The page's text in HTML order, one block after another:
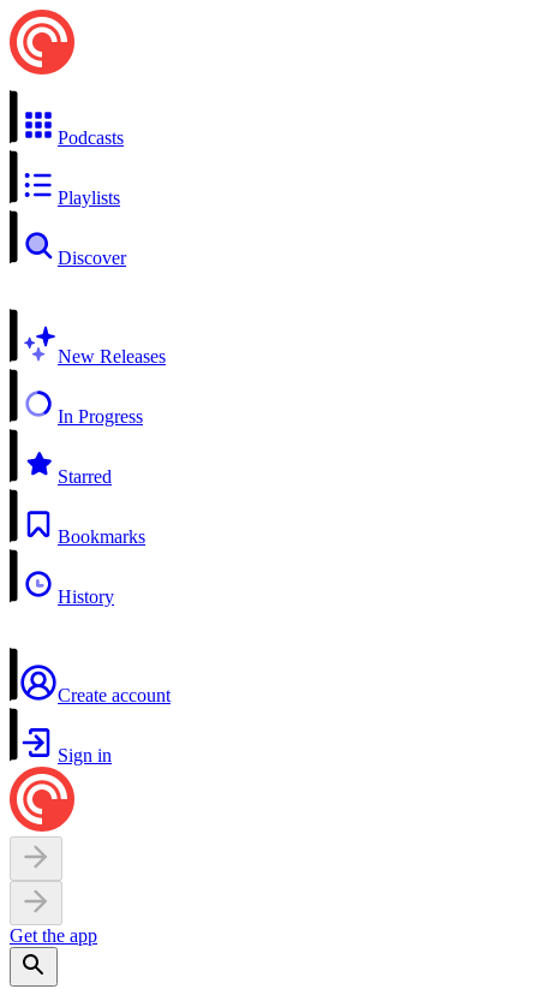
Podcasts
Playlists
Discover
New Releases
In Progress
Starred
Bookmarks
History
Create account
Sign in
Get the app